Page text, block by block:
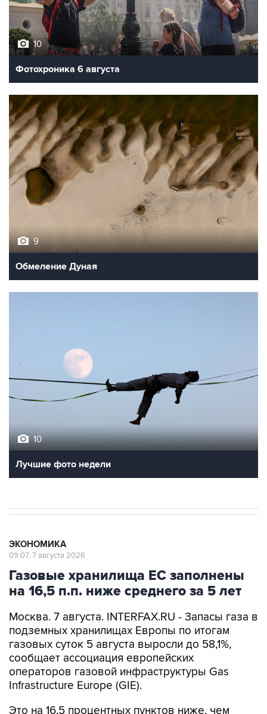
Фотохроника 6 августа
Обмеление Дуная
Лучшие фото недели
Газовые хранилища ЕС заполнены
на 16,5 п.п. ниже среднего за 5 лет
Москва. 7 августа. INTERFAX.RU - Запасы газа в
газовых суток 5 августа выросли до 58,1%,
сообщает ассоциация европейских
операторов газовой инфраструктуры Gas
Infrastructure Europe (GIE).
Это на 16,5 процентных пунктов ниже, чем